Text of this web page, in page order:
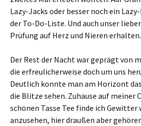
Lazy-Jacks oder besser noch ein
der To-Do-Liste. Und auch unser
Prüfung auf Herz und Nieren erhalten.
Der Rest der Nacht war geprägt von
die erfreulicherweise doch um uns
Deutlich konnte man am Horizont
die Blitze sehen. Zuhause auf meiner
schönen Tasse Tee finde ich
anzusehen, hier draußen aber